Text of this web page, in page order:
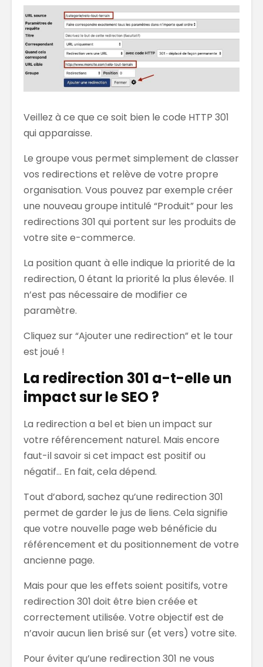
Veillez à ce que ce soit bien le code HTTP 301
qui apparaisse.
Le groupe vous permet simplement de classer
vos redirections et relève de votre propre
organisation. Vous pouvez par exemple créer
une nouveau groupe intitulé “Produit” pour les
redirections 301 qui portent sur les produits de
votre site e-commerce.
La position quant à elle indique la priorité de la
redirection, 0 étant la priorité la plus élevée. Il
n’est pas nécessaire de modifier ce
paramètre.
Cliquez sur “Ajouter une redirection” et le tour
est joué !
La redirection 301 a-t-elle un
impact sur le SEO ?
La redirection a bel et bien un impact sur
votre référencement naturel. Mais encore
faut-il savoir si cet impact est positif ou
négatif… En fait, cela dépend.
Tout d’abord, sachez qu’une redirection 301
permet de garder le jus de liens. Cela signifie
que votre nouvelle page web bénéficie du
référencement et du positionnement de votre
ancienne page.
Mais pour que les effets soient positifs, votre
redirection 301 doit être bien créée et
correctement utilisée. Votre objectif est de
n’avoir aucun lien brisé sur (et vers) votre site.
Pour éviter qu’une redirection 301 ne vous